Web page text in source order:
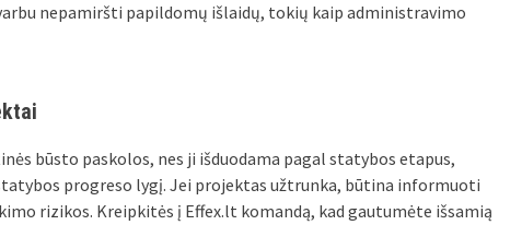
nepamiršti papildomų išlaidų, tokių kaip administravimo
būsto paskolos, nes ji išduodama pagal statybos etapus,
progreso lygį. Jei projektas užtrunka, būtina informuoti
rizikos. Kreipkitės į Effex.lt komandą, kad gautumėte išsamią